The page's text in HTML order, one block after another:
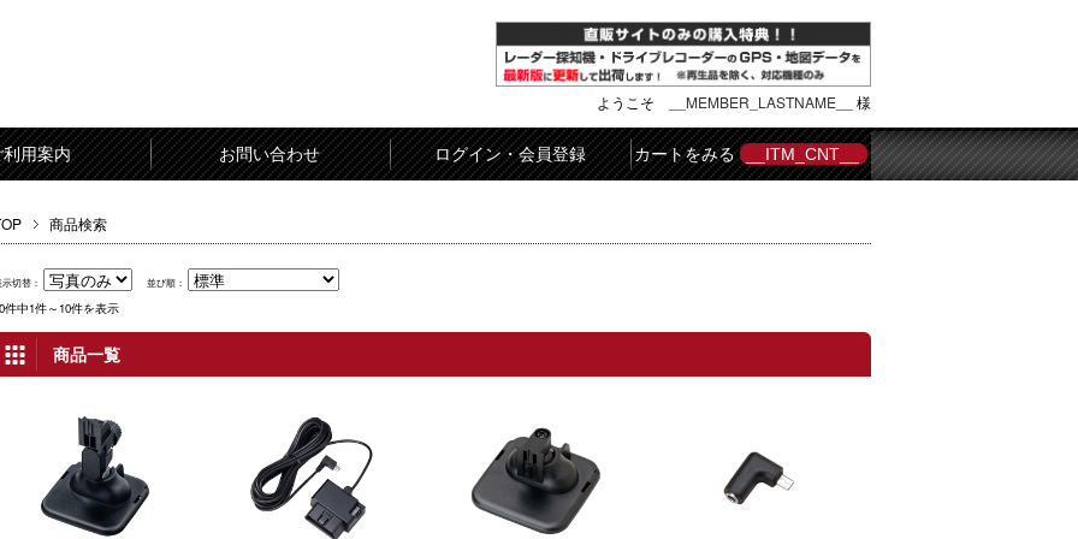
ようこそ __MEMBER_LASTNAME__ 様
利用案内 お問い合わせ ログイン・会員登録 カートをみる __ITM_CNT__
商品検索
切替： 並び順：
件中1件～10件を表示
商品一覧